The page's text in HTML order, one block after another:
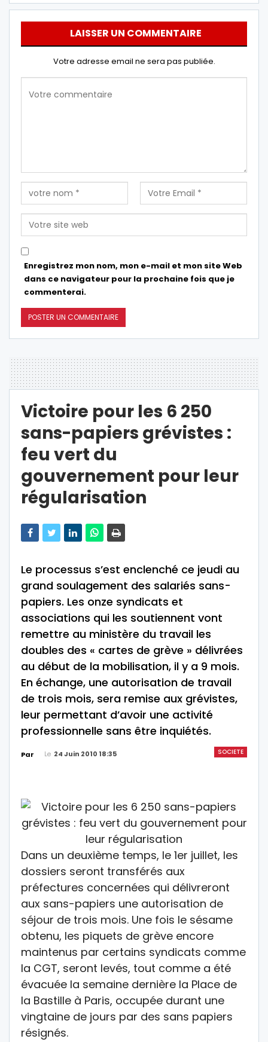
LAISSER UN COMMENTAIRE
Votre adresse email ne sera pas publiée.
Enregistrez mon nom, mon e-mail et mon site Web
dans ce navigateur pour la prochaine fois que je
commenterai.
Victoire pour les 6 250
sans-papiers grévistes :
feu vert du
gouvernement pour leur
régularisation
Le processus s’est enclenché ce jeudi au
grand soulagement des salariés sans-
papiers. Les onze syndicats et
associations qui les soutiennent vont
remettre au ministère du travail les
doubles des « cartes de grève » délivrées
au début de la mobilisation, il y a 9 mois.
En échange, une autorisation de travail
de trois mois, sera remise aux grévistes,
leur permettant d’avoir une activité
professionnelle sans être inquiétés.
SOCIETE
Par Le 24 Juin 2010 18:35
Dans un deuxième temps, le 1er juillet, les
dossiers seront transférés aux
préfectures concernées qui délivreront
aux sans-papiers une autorisation de
séjour de trois mois. Une fois le sésame
obtenu, les piquets de grève encore
maintenus par certains syndicats comme
la CGT, seront levés, tout comme a été
évacuée la semaine dernière la Place de
la Bastille à Paris, occupée durant une
vingtaine de jours par des sans papiers
résignés.